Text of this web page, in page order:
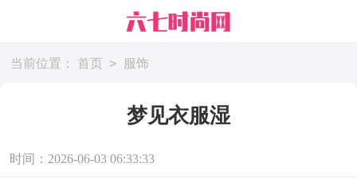
当前位置： 首页 > 服饰
梦见衣服湿
时间：2026-06-03 06:33:33